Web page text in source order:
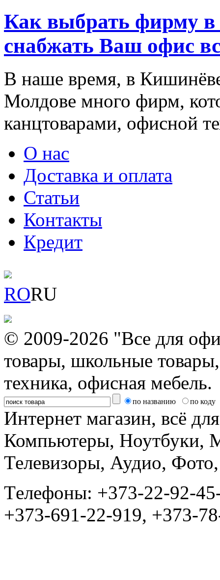
Как выбрать фирму в
снабжать Ваш офис
В наше время, в
Молдове много фирм,
канцтоварами, офисной
О нас
Доставка и оплата
Статьи
Контакты
Кредит
RORU
© 2009-2026 "Все для
товары, школьные
техника, офисная мебель.
по названию по коду
Интернет магазин, всё
Компьютеры, Ноутбуки,
Телевизоры, Аудио,
Tелефоны: +373-22-92-
+373-691-22-919, +373-